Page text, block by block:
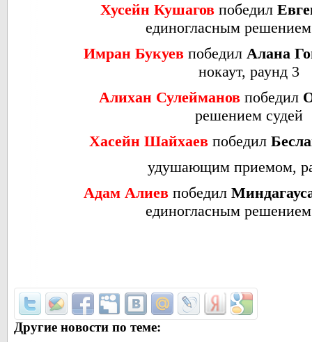
Хусейн Кушагов победил
единогласным
Имран Букуев победил Алана
нокаут, раунд 3
Алихан Сулейманов победил
решением судей
Хасейн Шайхаев победил
удушающим приемом,
Адам Алиев победил
единогласным
Другие новости по теме: